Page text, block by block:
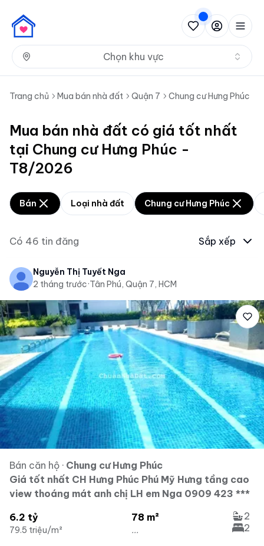
Chọn khu vực
Trang chủ Mua bán nhà đất Quận 7 Chung cư Hưng Phúc
Mua bán nhà đất có giá tốt nhất
tại Chung cư Hưng Phúc -
T8/2026
Bán Loại nhà đất Chung cư Hưng Phúc
Có 46 tin đăng Sắp xếp
Nguyễn Thị Tuyết Nga
2 tháng trước·Tân Phú, Quận 7, HCM
Bán căn hộ · Chung cư Hưng Phúc
Giá tốt nhất CH Hưng Phúc Phú Mỹ Hưng tầng cao
view thoáng mát anh chị LH em Nga 0909 423 ***
6.2 tỷ
79.5 triệu/m²
78 m²
...
2
2